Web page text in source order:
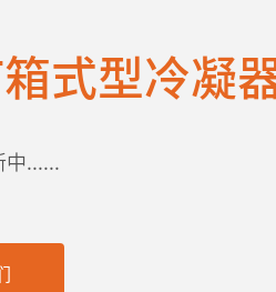
箱式型冷凝
中......